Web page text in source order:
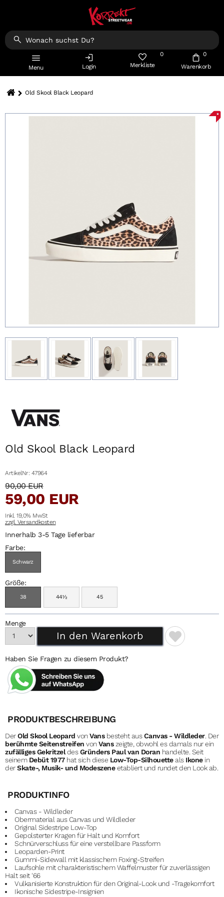
Menu Login Merkliste
0
Warenkorb
0
Old Skool Black Leopard
Old Skool Black Leopard
ArtikelNr: 47964
90,00 EUR
59,00 EUR
Inkl. 19,0% MwSt
zzgl. Versandkosten
Innerhalb 3-5 Tage lieferbar
Farbe:
Schwarz
Größe:
38 44½ 45
Menge
Haben Sie Fragen zu diesem Produkt?
PRODUKTBESCHREIBUNG
DerOld Skool Leopard vonVansbesteht ausCanvas - Wildleder. Der
berühmte Seitenstreifen vonVanszeigte, obwohl es damals nur ein
zufälliges GekritzeldesGründers Paul van Doran handelte. Seit
seinem Debüt 1977hat sich diese Low-Top-Silhouetteals Ikonein
derSkate-, Musik- und Modeszeneetabliert und rundet den Look ab.
PRODUKTINFO
Canvas - Wildleder
Obermaterial aus Canvas und Wildleder
Original Sidestripe Low-Top
Gepolsterter Kragen für Halt und Komfort
Schnürverschluss für eine verstellbare Passform
Leoparden-Print
Gummi-Sidewall mit klassischem Foxing-Streifen
Laufsohle mit charakteristischem Waffelmuster für zuverlässigen
Halt seit '66
Vulkanisierte Konstruktion für den Original-Look und -Tragekomfort
Ikonische Sidestripe-Insignien